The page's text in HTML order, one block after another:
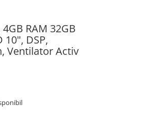
RAM 32GB
DSP,
Ventilator Activ